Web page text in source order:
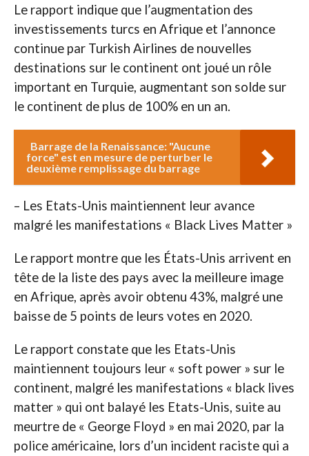
Le rapport indique que l’augmentation des
investissements turcs en Afrique et l’annonce
continue par Turkish Airlines de nouvelles
destinations sur le continent ont joué un rôle
important en Turquie, augmentant son solde sur
le continent de plus de 100% en un an.
Barrage de la Renaissance: "Aucune
force" est en mesure de perturber le
deuxième remplissage du barrage
– Les Etats-Unis maintiennent leur avance
malgré les manifestations « Black Lives Matter »
Le rapport montre que les États-Unis arrivent en
tête de la liste des pays avec la meilleure image
en Afrique, après avoir obtenu 43%, malgré une
baisse de 5 points de leurs votes en 2020.
Le rapport constate que les Etats-Unis
maintiennent toujours leur « soft power » sur le
continent, malgré les manifestations « black lives
matter » qui ont balayé les Etats-Unis, suite au
meurtre de « George Floyd » en mai 2020, par la
police américaine, lors d’un incident raciste qui a